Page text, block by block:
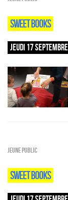
SWEET BOOKS
JEUDI 17
Jeune public
SWEET BOOKS